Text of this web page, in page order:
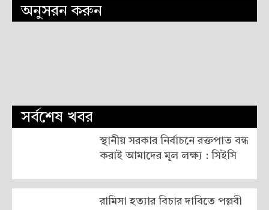
অনুসরন করুন
সর্বশেষ খবর
স্থানীয় সরকার নির্বাচনে রক্তপাত বন্ধ
করাই আমাদের মূল লক্ষ্য : সিইসি
রামিসা হত্যার বিচার দাবিতে পল্লবী